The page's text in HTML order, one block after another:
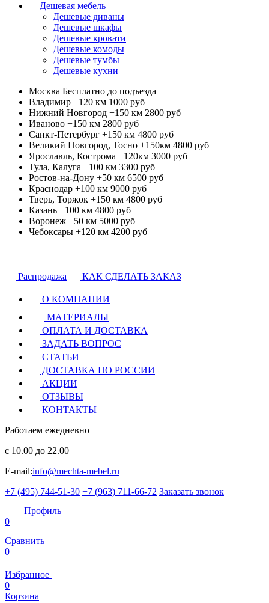
Дешевая мебель
Дешевые диваны
Дешевые шкафы
Дешевые кровати
Дешевые комоды
Дешевые тумбы
Дешевые кухни
Москва Бесплатно до подъезда
Владимир +120 км 1000 руб
Нижний Новгород +150 км 2800 руб
Иваново +150 км 2800 руб
Санкт-Петербург +150 км 4800 руб
Великий Новгород, Тосно +150км 4800 руб
Ярославль, Кострома +120км 3000 руб
Тула, Калуга +100 км 3300 руб
Ростов-на-Дону +50 км 6500 руб
Краснодар +100 км 9000 руб
Тверь, Торжок +150 км 4800 руб
Казань +100 км 4800 руб
Воронеж +50 км 5000 руб
Чебоксары +120 км 4200 руб
Распродажа КАК СДЕЛАТЬ ЗАКАЗ
О КОМПАНИИ
МАТЕРИАЛЫ
ОПЛАТА И ДОСТАВКА
ЗАДАТЬ ВОПРОС
СТАТЬИ
ДОСТАВКА ПО РОССИИ
АКЦИИ
ОТЗЫВЫ
КОНТАКТЫ
Работаем ежедневно
с 10.00 до 22.00
E-mail:info@mechta-mebel.ru
+7 (495) 744-51-30 +7 (963) 711-66-72 Заказать звонок
Профиль
0
Сравнить
0
Избранное
0
Корзина